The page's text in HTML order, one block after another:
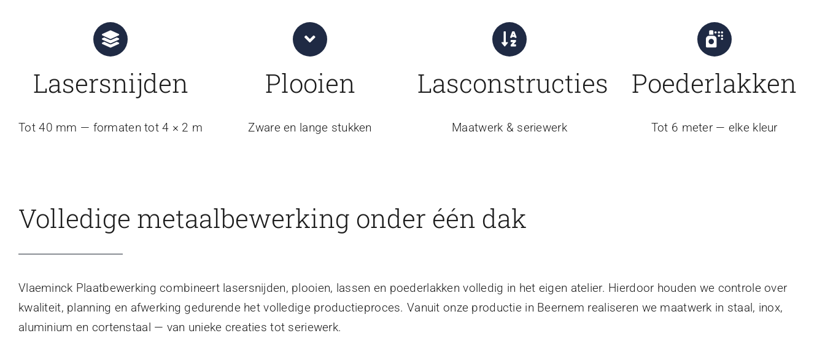
Lasersnijden
Tot 40 mm — formaten tot 4 × 2 m
Plooien
Zware en lange stukken
Lasconstructies
Maatwerk & seriewerk
Poederlakken
Tot 6 meter — elke kleur
Volledige metaalbewerking onder één dak
Vlaeminck Plaatbewerking combineert lasersnijden, plooien, lassen en poederlakken volledig in het eigen atelier. Hierdoor houden we controle over
kwaliteit, planning en afwerking gedurende het volledige productieproces. Vanuit onze productie in Beernem realiseren we maatwerk in staal, inox,
aluminium en cortenstaal — van unieke creaties tot seriewerk.